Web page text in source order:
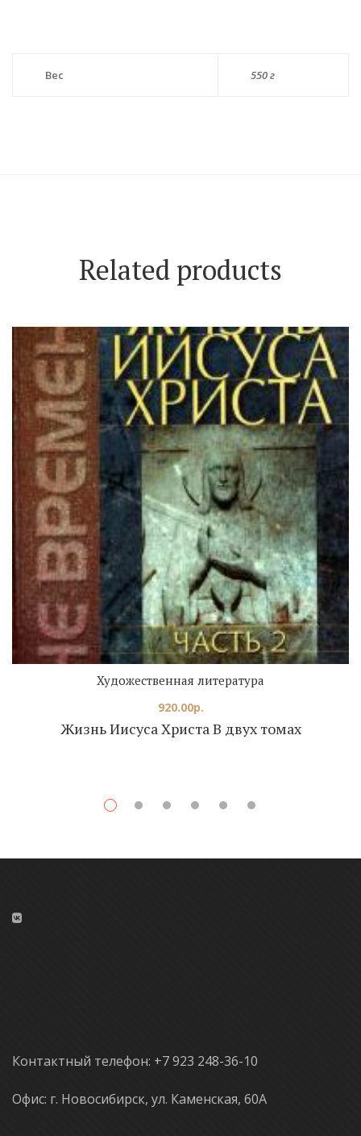
Вес 550 г
Related products
Жизнь Иисуса Христа В двух томах
Художественная литература
920.00р.
Контактный телефон: +7 923 248-36-10
Офис: г. Новосибирск, ул. Каменская, 60А